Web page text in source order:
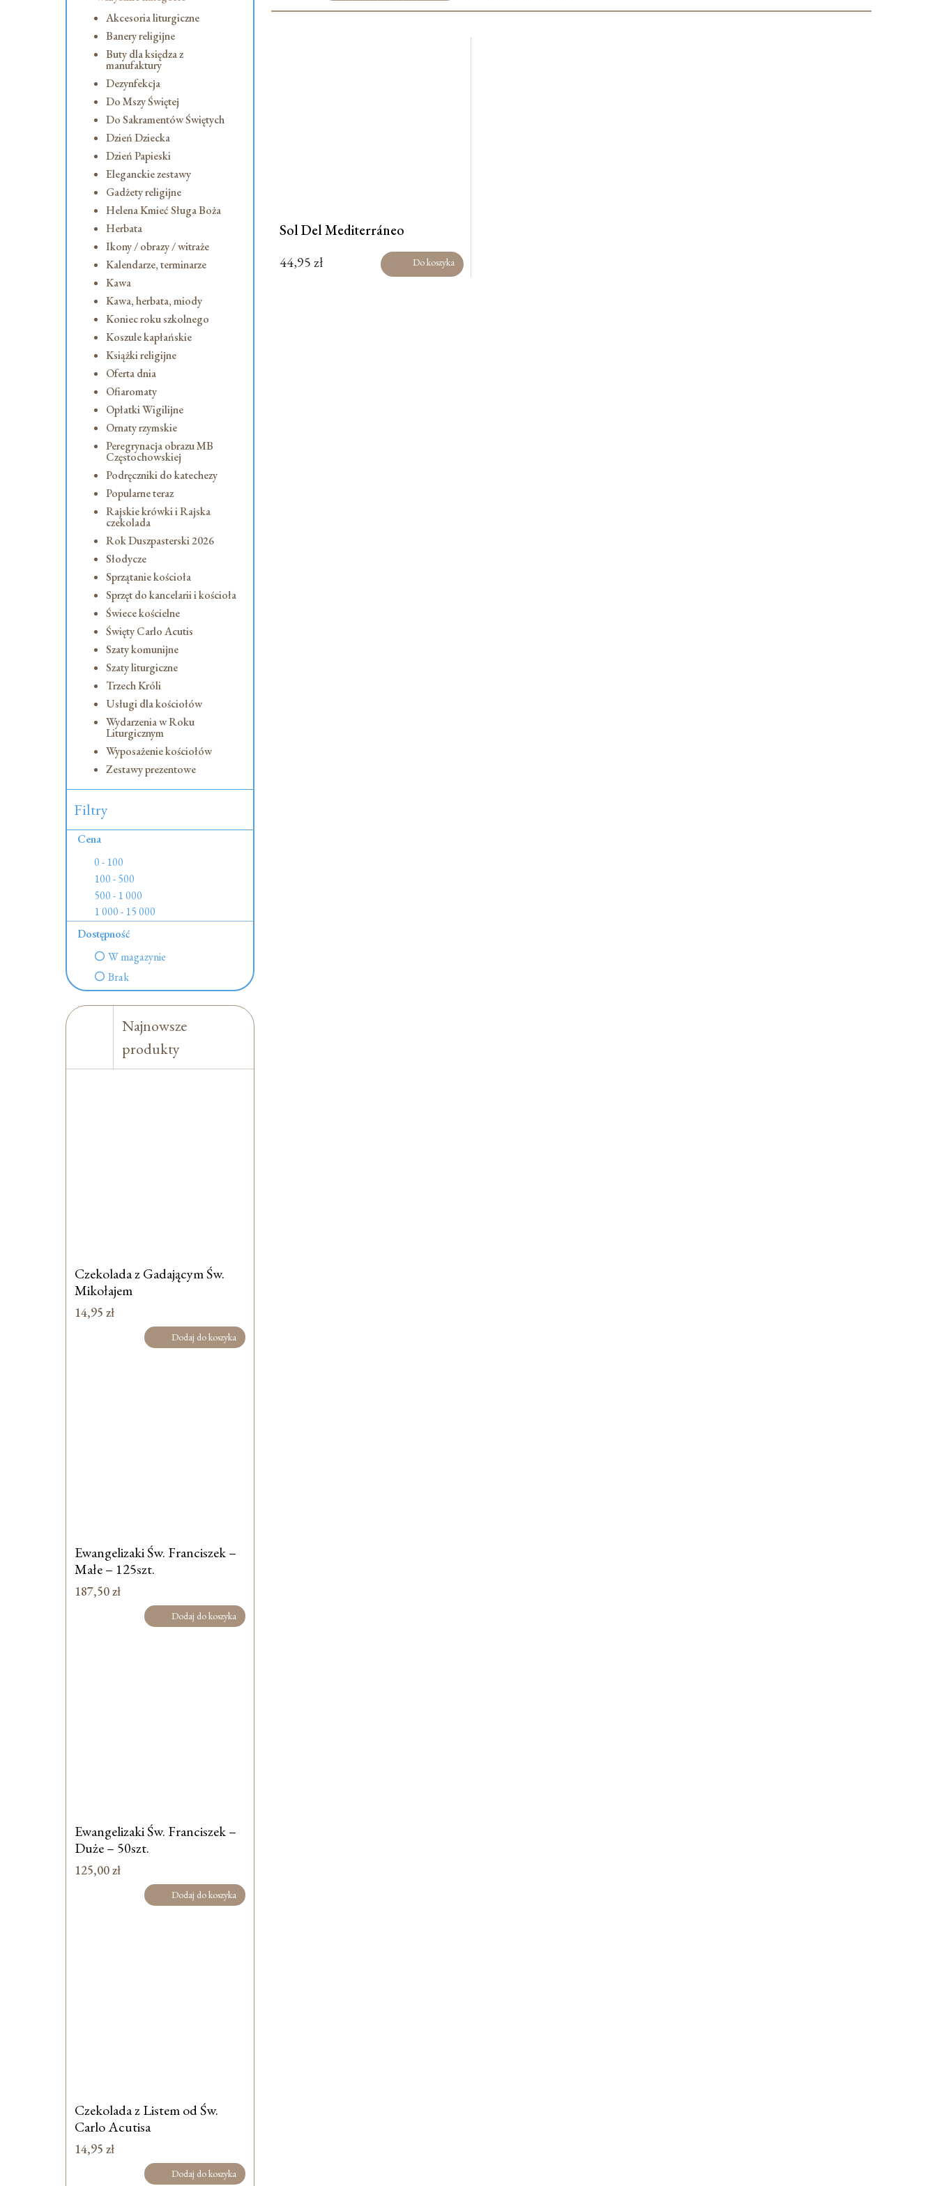
Akcesoria liturgiczne
Banery religijne
Buty dla księdza z
manufaktury
Dezynfekcja
Do Mszy Świętej
Do Sakramentów Świętych
Dzień Dziecka
Dzień Papieski
Eleganckie zestawy
Gadżety religijne
Helena Kmieć Sługa Boża
Herbata
Ikony / obrazy / witraże
Kalendarze, terminarze
Kawa
Kawa, herbata, miody
Koniec roku szkolnego
Koszule kapłańskie
Książki religijne
Oferta dnia
Ofiaromaty
Opłatki Wigilijne
Ornaty rzymskie
Peregrynacja obrazu MB
Częstochowskiej
Podręczniki do katechezy
Popularne teraz
Rajskie krówki i Rajska
czekolada
Rok Duszpasterski 2026
Słodycze
Sprzątanie kościoła
Sprzęt do kancelarii i kościoła
Świece kościelne
Święty Carlo Acutis
Szaty komunijne
Szaty liturgiczne
Trzech Króli
Usługi dla kościołów
Wydarzenia w Roku
Liturgicznym
Wyposażenie kościołów
Zestawy prezentowe
Filtry
Cena
0 - 100
100 - 500
500 - 1 000
1 000 - 15 000
Dostępność
W magazynie
Brak
Najnowsze
produkty
Czekolada z Gadającym Św.
Mikołajem
14,95 zł
Dodaj do koszyka
Ewangelizaki Św. Franciszek –
Małe – 125szt.
187,50zł
Dodaj do koszyka
Ewangelizaki Św. Franciszek –
Duże – 50szt.
125,00zł
Dodaj do koszyka
Czekolada z Listem od Św.
Carlo Acutisa
14,95 zł
Dodaj do koszyka
Sol Del Mediterráneo
44,95zł Do koszyka